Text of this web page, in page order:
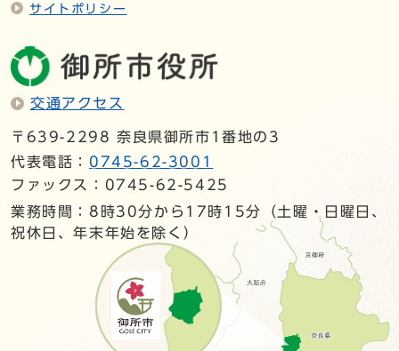
サイトポリシー
交通アクセス
〒639-2298 奈良県御所市1番地の3
代表電話： 0745-62-3001
ファックス：0745-62-5425
業務時間：8時30分から17時15分（土曜・日曜日、
祝休日、年末年始を除く）